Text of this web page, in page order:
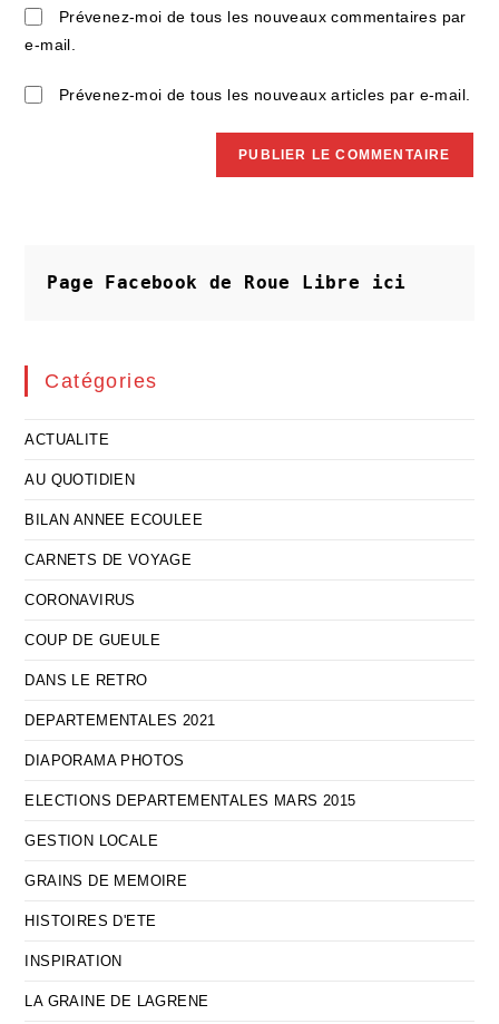
site
(facultatif)
Prévenez-moi de tous les nouveaux commentaires par
e-mail.
Prévenez-moi de tous les nouveaux articles par e-mail.
Page Facebook de Roue Libre ici
Catégories
ACTUALITE
AU QUOTIDIEN
BILAN ANNEE ECOULEE
CARNETS DE VOYAGE
CORONAVIRUS
COUP DE GUEULE
DANS LE RETRO
DEPARTEMENTALES 2021
DIAPORAMA PHOTOS
ELECTIONS DEPARTEMENTALES MARS 2015
GESTION LOCALE
GRAINS DE MEMOIRE
HISTOIRES D'ETE
INSPIRATION
LA GRAINE DE LAGRENE